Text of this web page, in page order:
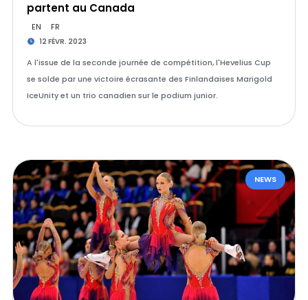
partent au Canada
EN FR
12 FÉVR. 2023
A l'issue de la seconde journée de compétition, l'Hevelius Cup
se solde par une victoire écrasante des Finlandaises Marigold
IceUnity et un trio canadien sur le podium junior.
NEWS